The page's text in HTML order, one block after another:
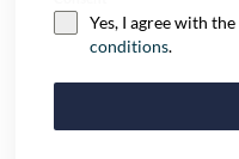
Yes, I agree with the
conditions.